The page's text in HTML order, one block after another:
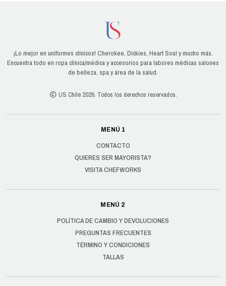
¡Lo mejor en uniformes clínicos! Cherokee, Dickies, Heart Soul y mucho más.
Encuentra todo en ropa clínica/médica y accesorios para labores médicas salones
de belleza, spa y área de la salud.
US Chile 2026. Todos los derechos reservados.
MENÚ 1
CONTACTO
QUIERES SER MAYORISTA?
VISITA CHEFWORKS
MENÚ 2
POLÍTICA DE CAMBIO Y DEVOLUCIONES
PREGUNTAS FRECUENTES
TÉRMINO Y CONDICIONES
TALLAS